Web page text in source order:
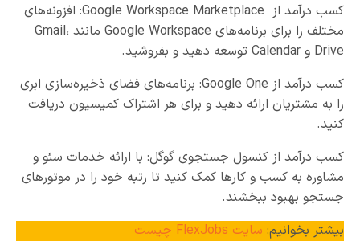
کسب درآمد از Google Workspace Marketplace: افزونه‌های
مختلف را برای برنامه‌های Google Workspace مانند Gmail،
Drive و Calendar توسعه دهید و بفروشید.
کسب درآمد از Google One: برنامه‌های فضای ذخیره‌سازی ابری
را به مشتریان ارائه دهید و برای هر اشتراک کمیسیون دریافت
کنید.
کسب درآمد از کنسول جستجوی گوگل: با ارائه خدمات سئو و
مشاوره به کسب و کارها کمک کنید تا رتبه خود را در موتورهای
جستجو بهبود ببخشند.
بیشتر بخوانیم: سایت FlexJobs چیست